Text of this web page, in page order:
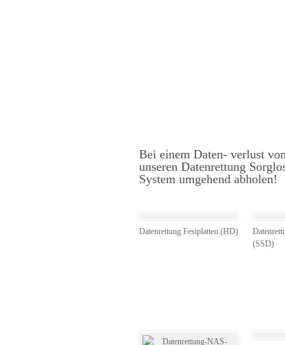
Bei einem Daten- verlust
unseren Datenrettung
System umgehend abholen!
Datenrettung Festplatten (HD)
(SSD)